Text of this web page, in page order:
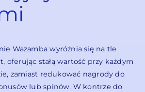
Wazamba wyróżnia się na tle
oferując stałą wartość przy każdym
zamiast redukować nagrody do
lub spinów. W kontrze do